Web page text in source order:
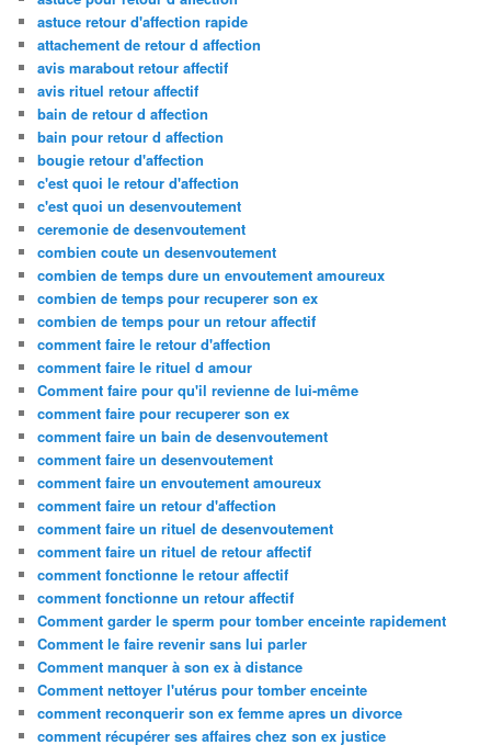
astuce retour d'affection rapide
attachement de retour d affection
avis marabout retour affectif
avis rituel retour affectif
bain de retour d affection
bain pour retour d affection
bougie retour d'affection
c'est quoi le retour d'affection
c'est quoi un desenvoutement
ceremonie de desenvoutement
combien coute un desenvoutement
combien de temps dure un envoutement amoureux
combien de temps pour recuperer son ex
combien de temps pour un retour affectif
comment faire le retour d'affection
comment faire le rituel d amour
Comment faire pour qu'il revienne de lui-même
comment faire pour recuperer son ex
comment faire un bain de desenvoutement
comment faire un desenvoutement
comment faire un envoutement amoureux
comment faire un retour d'affection
comment faire un rituel de desenvoutement
comment faire un rituel de retour affectif
comment fonctionne le retour affectif
comment fonctionne un retour affectif
Comment garder le sperm pour tomber enceinte rapidement
Comment le faire revenir sans lui parler
Comment manquer à son ex à distance
Comment nettoyer l'utérus pour tomber enceinte
comment reconquerir son ex femme apres un divorce
comment récupérer ses affaires chez son ex justice